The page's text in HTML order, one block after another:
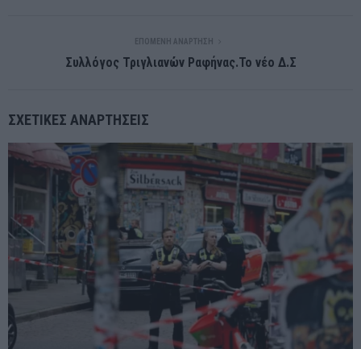
ΕΠΌΜΕΝΗ ΑΝΆΡΤΗΣΗ
Συλλόγος Τριγλιανών Ραφήνας.Το νέο Δ.Σ
ΣΧΕΤΙΚΈΣ ΑΝΑΡΤΉΣΕΙΣ